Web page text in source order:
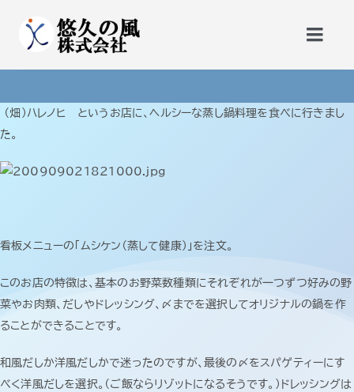
content
サービス
悠久の風会員
お知らせ＆コラム
（畑）ハレノヒ というお店に、ヘルシーな蒸し鍋料理を食べに行きまし
た。
看板メニューの「ムシケン（蒸して健康）」を注文。
このお店の特徴は、基本のお野菜数種類にそれぞれが一つずつ好みの野
菜やお肉類、だしやドレッシング、〆までを選択してオリジナルの鍋を作
ることができることです。
和風だしか洋風だしかで迷ったのですが、最後の〆をスパゲティーにす
べく洋風だしを選択。（ご飯ならリゾットになるそうです。）ドレッシングは